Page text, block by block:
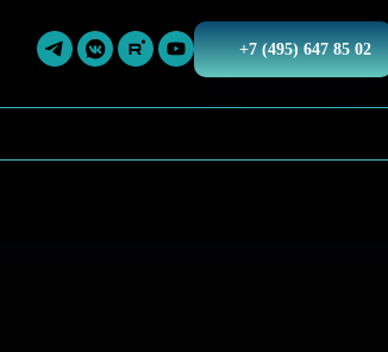
+7 (495) 647 85 02